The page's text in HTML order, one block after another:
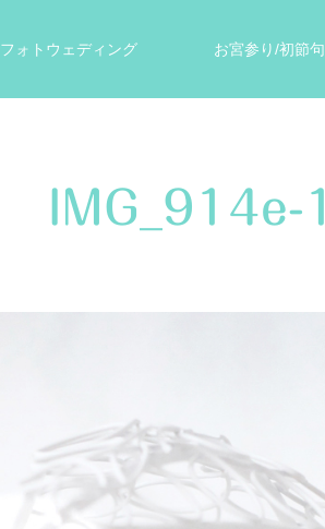
フォトウェディング お宮参り/初節句
IMG_914e-1